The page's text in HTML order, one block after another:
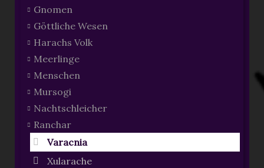
Gnomen
Göttliche Wesen
Harachs Volk
Meerlinge
Menschen
Mursogi
Nachtschleicher
Ranchar
Varacnia
Xularache